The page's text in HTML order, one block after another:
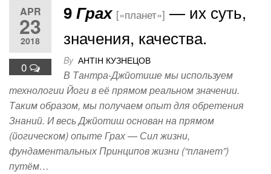
APR
23
2018
0
9Грах [«планет»] — их суть,
значения, качества.
By АНТІН КУЗНЕЦОВ
В Тантра-Джйотише мы используем
технологии Йоги в её прямом реальном значении.
Таким образом, мы получаем опыт для обретения
Знаний. И весь Джйотиш основан на прямом
(йогическом) опыте Грах — Сил жизни,
фундаментальных Принципов жизни (“планет”)
путём…